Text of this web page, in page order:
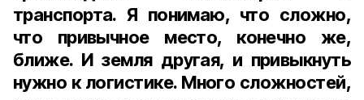
транспорта. Я понимаю, что сложно,
что привычное место, конечно же,
ближе. И земля другая, и привыкнуть
нужно к логистике. Много сложностей,